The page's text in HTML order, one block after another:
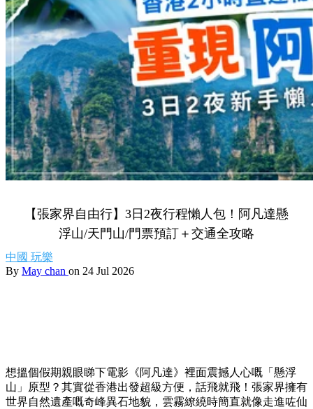
【張家界自由行】3日2夜行程懶人包！阿凡達懸
浮山/天門山/門票預訂＋交通全攻略
中國 玩樂
By May chan on 24 Jul 2026
想搵個假期親眼睇下電影《阿凡達》裡面震撼人心嘅「懸浮
山」原型？其實從香港出發超級方便，話飛就飛！張家界擁有
世界自然遺產嘅奇峰異石地貌，雲霧繚繞時簡直就像走進咗仙